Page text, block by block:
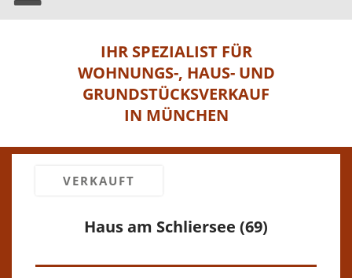
IHR SPEZIALIST FÜR
WOHNUNGS-, HAUS- UND
GRUNDSTÜCKSVERKAUF
IN MÜNCHEN
VERKAUFT
Haus am Schliersee (69)